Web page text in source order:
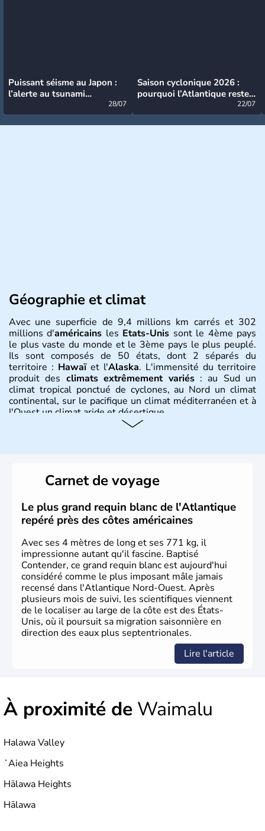
Puissant séisme au Japon :
l’alerte au tsunami
28/07
Saison cyclonique 2026 :
pourquoi l’Atlantique reste
22/07
Géographie et climat
Avec une superficie de 9,4 millions km carrés et 302
millions d'américains les Etats-Unis sont le 4ème pays
le plus vaste du monde et le 3ème pays le plus peuplé.
Ils sont composés de 50 états, dont 2 séparés du
territoire : Hawaïet l'Alaska. L'immensité du territoire
produit des climats extrêmement variés: au Sud un
climat tropical ponctué de cyclones, au Nord un climat
continental, sur le pacifique un climat méditerranéen et à
l'Ouest un climat aride et désertique.
Plusieurs populations se sont succédées avant l'arrivée
des européens, suite à la découverte du continent par
Christophe Colomb en 1492. Les 13 colonies
britanniques proclament la Déclaration d'indépendance
en 1776 et adoptent leur première constitution en 1787.
La conquête de l'Ouest marque ensuite l'entrée dans une
phase de développement intense.
Carnet de voyage
Le plus grand requin blanc de l'Atlantique
repéré près des côtes américaines
Avec ses 4 mètres de long et ses 771 kg, il
impressionne autant qu'il fascine. Baptisé
Contender, ce grand requin blanc est aujourd'hui
considéré comme le plus imposant mâle jamais
recensé dans l'Atlantique Nord-Ouest. Après
plusieurs mois de suivi, les scientifiques viennent
de le localiser au large de la côte est des États-
Unis, où il poursuit sa migration saisonnière en
direction des eaux plus septentrionales.
Lire l'article
À proximité de Waimalu
Halawa Valley
ʻAiea Heights
Hālawa Heights
Hālawa